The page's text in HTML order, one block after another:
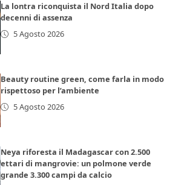
La lontra riconquista il Nord Italia dopo
decenni di assenza
5 Agosto 2026
Beauty routine green, come farla in modo
rispettoso per l’ambiente
5 Agosto 2026
Neya riforesta il Madagascar con 2.500
ettari di mangrovie: un polmone verde
grande 3.300 campi da calcio